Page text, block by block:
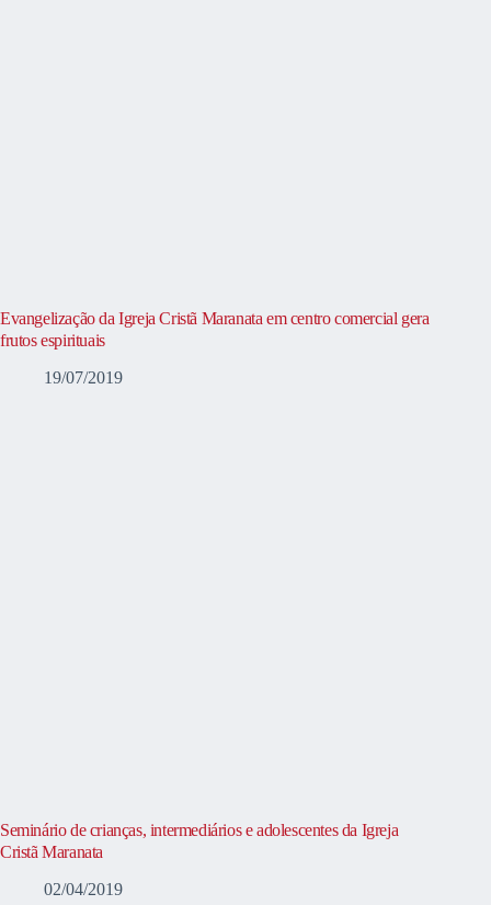
Evangelização da Igreja Cristã Maranata em centro comercial gera
frutos espirituais
19/07/2019
Seminário de crianças, intermediários e adolescentes da Igreja
Cristã Maranata
02/04/2019